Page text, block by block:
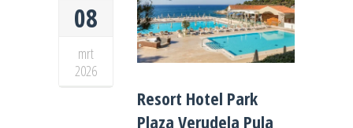
08
mrt
2026
Resort Hotel Park
Plaza Verudela Pula